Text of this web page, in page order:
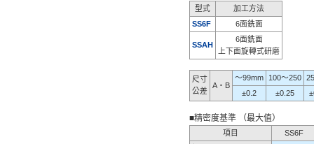
型式
加工方法
SS6F
6面銑面
SSAH
6面銑面
上下面旋轉式研磨
尺寸
公差
A・B
〜99mm 100〜250
±0.2
±0.25
■精密度基準 （最大值）
項目 SS6F